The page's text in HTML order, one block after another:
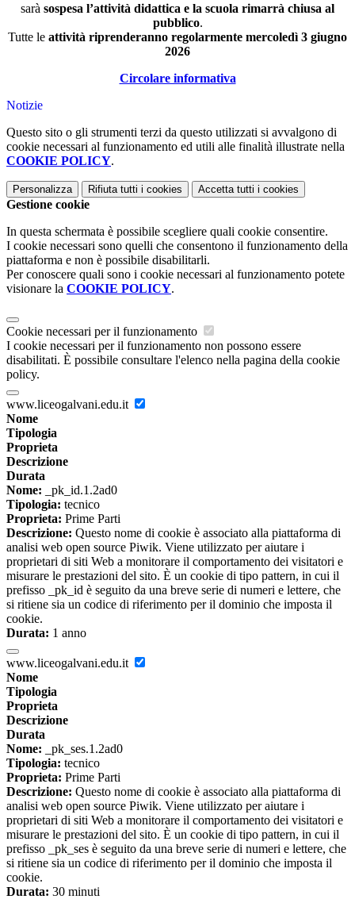
sarà sospesa l’attività didattica e la scuola rimarrà chiusa al
pubblico.
Tutte le attività riprenderanno regolarmente mercoledì 3 giugno
2026
Circolare informativa
Notizie
Questo sito o gli strumenti terzi da questo utilizzati si avvalgono di
cookie necessari al funzionamento ed utili alle finalità illustrate nella
COOKIE POLICY.
Personalizza Rifiuta tutti i cookies Accetta tutti i cookies
Gestione cookie
In questa schermata è possibile scegliere quali cookie consentire.
I cookie necessari sono quelli che consentono il funzionamento della
piattaforma e non è possibile disabilitarli.
Per conoscere quali sono i cookie necessari al funzionamento potete
visionare la COOKIE POLICY.
Cookie necessari per il funzionamento
I cookie necessari per il funzionamento non possono essere
disabilitati. È possibile consultare l'elenco nella pagina della cookie
policy.
www.liceogalvani.edu.it
Nome
Tipologia
Proprieta
Descrizione
Durata
Nome: _pk_id.1.2ad0
Tipologia: tecnico
Proprieta: Prime Parti
Descrizione: Questo nome di cookie è associato alla piattaforma di
analisi web open source Piwik. Viene utilizzato per aiutare i
proprietari di siti Web a monitorare il comportamento dei visitatori e
misurare le prestazioni del sito. È un cookie di tipo pattern, in cui il
prefisso _pk_id è seguito da una breve serie di numeri e lettere, che
si ritiene sia un codice di riferimento per il dominio che imposta il
cookie.
Durata: 1 anno
www.liceogalvani.edu.it
Nome
Tipologia
Proprieta
Descrizione
Durata
Nome: _pk_ses.1.2ad0
Tipologia: tecnico
Proprieta: Prime Parti
Descrizione: Questo nome di cookie è associato alla piattaforma di
analisi web open source Piwik. Viene utilizzato per aiutare i
proprietari di siti Web a monitorare il comportamento dei visitatori e
misurare le prestazioni del sito. È un cookie di tipo pattern, in cui il
prefisso _pk_ses è seguito da una breve serie di numeri e lettere, che
si ritiene sia un codice di riferimento per il dominio che imposta il
cookie.
Durata: 30 minuti